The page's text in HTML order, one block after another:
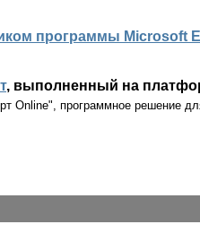
программы Microsoft
, выполненный на
Online", программное решение